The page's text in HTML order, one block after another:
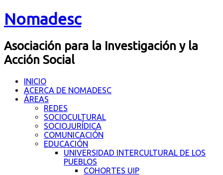
Nomadesc
Asociación para la Investigación y la
Acción Social
INICIO
ACERCA DE NOMADESC
ÁREAS
REDES
SOCIOCULTURAL
SOCIOJURÍDICA
COMUNICACIÓN
EDUCACIÓN
UNIVERSIDAD INTERCULTURAL DE LOS
PUEBLOS
COHORTES UIP